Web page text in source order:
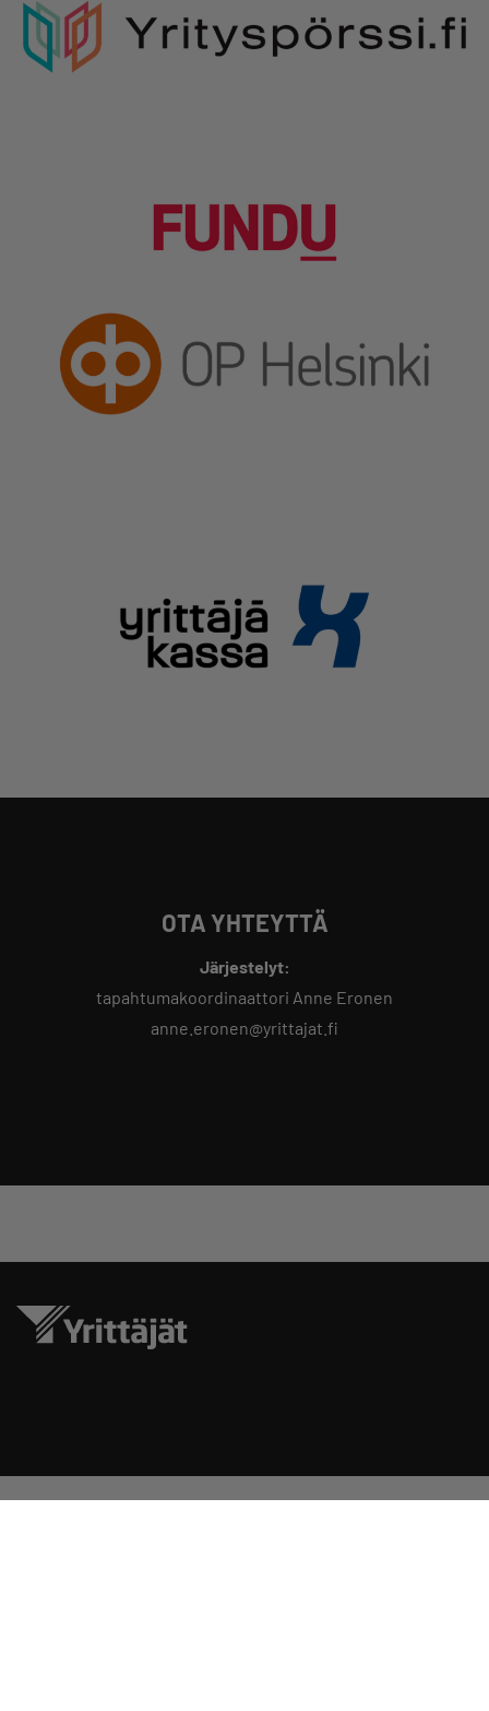
OTA YHTEYTTÄ
Järjestelyt:
tapahtumakoordinaattori Anne Eronen
anne.eronen@yrittajat.fi